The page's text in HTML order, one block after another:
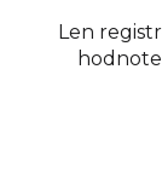
Len